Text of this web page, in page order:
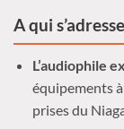
A qui
L’audiophile
équipements
prises du